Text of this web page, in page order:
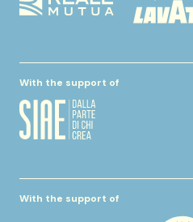
With the support of
With the support of